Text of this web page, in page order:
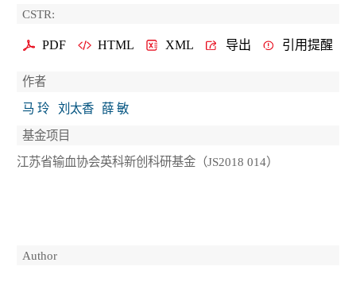
CSTR:
PDF HTML XML 导出 引用提醒
作者
马 玲
刘太香
薛 敏
基金项目
江苏省输血协会英科新创科研基金（JS2018 014）
Author